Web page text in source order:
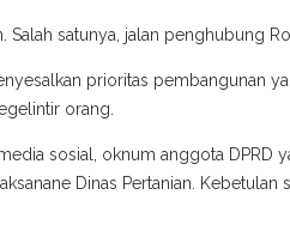
satunya, jalan penghubung
prioritas pembangunan
orang.
sosial, oknum anggota
Dinas Pertanian. Kebetulan